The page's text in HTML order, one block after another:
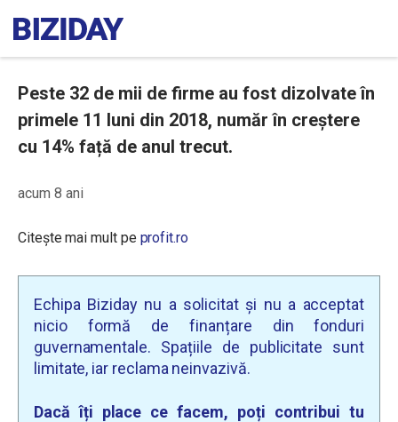
Peste 32 de mii de firme au fost dizolvate în
primele 11 luni din 2018, număr în creștere
cu 14% față de anul trecut.
acum 8 ani
Citește mai mult pe profit.ro
Echipa Biziday nu a solicitat și nu a acceptat
nicio formă de finanțare din fonduri
guvernamentale. Spațiile de publicitate sunt
limitate, iar reclama neinvazivă.
Dacă îți place ce facem, poți contribui tu